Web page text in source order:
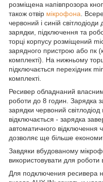
розміщена напівпрозора
також отвір мікрофона.
червоний і синій
зарядки, підключення та
торці корпусу розміщений
зарядного пристрою або пк
комплекті). На нижньому
підключається перехідник
комплекті.
Ресивер обладнаний
роботи до 8 годин. Зарядка
зарядки червоний світлодіод
відключається - зарядка
автоматичного відключення
дозволяє ще більше
Завдяки вбудованому
використовувати для
Для подключения ресивера